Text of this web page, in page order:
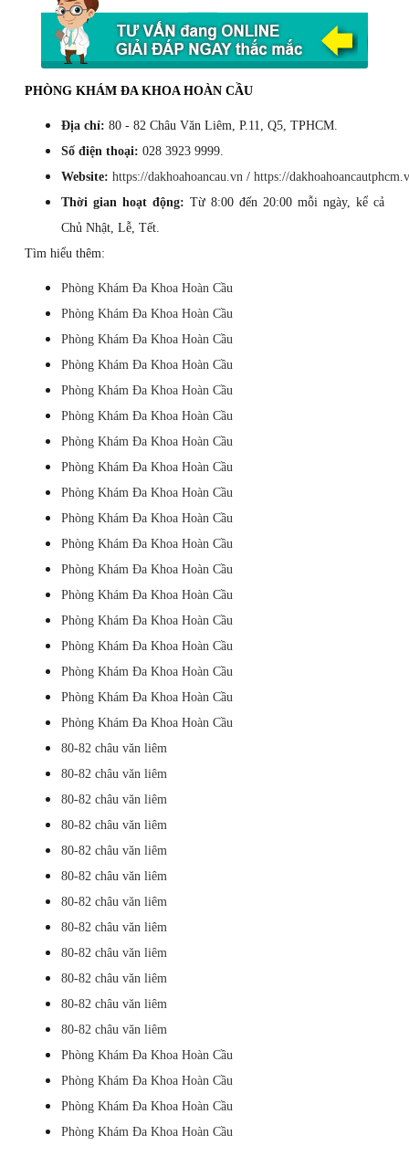
PHÒNG KHÁM ĐA KHOA HOÀN CẦU
Địa chỉ: 80 - 82 Châu Văn Liêm, P.11, Q5, TPHCM.
Số điện thoại: 028 3923 9999.
Website: https://dakhoahoancau.vn / https://
Thời gian hoạt động: Từ 8:00 đến 20:00 mỗi ngày, kể cả
Chủ Nhật, Lễ, Tết.
Tìm hiểu thêm:
Phòng Khám Đa Khoa Hoàn Cầu
Phòng Khám Đa Khoa Hoàn Cầu
Phòng Khám Đa Khoa Hoàn Cầu
Phòng Khám Đa Khoa Hoàn Cầu
Phòng Khám Đa Khoa Hoàn Cầu
Phòng Khám Đa Khoa Hoàn Cầu
Phòng Khám Đa Khoa Hoàn Cầu
Phòng Khám Đa Khoa Hoàn Cầu
Phòng Khám Đa Khoa Hoàn Cầu
Phòng Khám Đa Khoa Hoàn Cầu
Phòng Khám Đa Khoa Hoàn Cầu
Phòng Khám Đa Khoa Hoàn Cầu
Phòng Khám Đa Khoa Hoàn Cầu
Phòng Khám Đa Khoa Hoàn Cầu
Phòng Khám Đa Khoa Hoàn Cầu
Phòng Khám Đa Khoa Hoàn Cầu
Phòng Khám Đa Khoa Hoàn Cầu
Phòng Khám Đa Khoa Hoàn Cầu
80-82 châu văn liêm
80-82 châu văn liêm
80-82 châu văn liêm
80-82 châu văn liêm
80-82 châu văn liêm
80-82 châu văn liêm
80-82 châu văn liêm
80-82 châu văn liêm
80-82 châu văn liêm
80-82 châu văn liêm
80-82 châu văn liêm
80-82 châu văn liêm
Phòng Khám Đa Khoa Hoàn Cầu
Phòng Khám Đa Khoa Hoàn Cầu
Phòng Khám Đa Khoa Hoàn Cầu
Phòng Khám Đa Khoa Hoàn Cầu